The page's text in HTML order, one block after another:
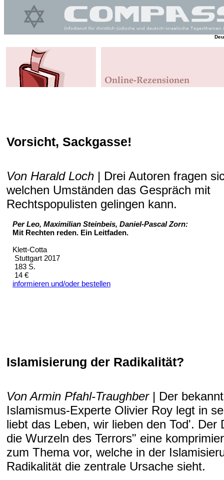
Vorsicht, Sackgasse!
Von Harald Loch | Drei Autoren fragen
welchen Umständen das Gespräch mit
Rechtspopulisten gelingen kann.
Per Leo, Maximilian Steinbeis, Daniel-Pascal Zorn:
Mit Rechten reden. Ein Leitfaden.
Klett-Cotta
Stuttgart 2017
183 S.
14 €
informieren und/oder bestellen
Islamisierung der Radikalität?
Von Armin Pfahl-Traughber| Der
Islamismus-Experte Olivier Roy legt in
liebt das Leben, wir lieben den Tod'. Der
die Wurzeln des Terrors" eine
zum Thema vor, welche in der
Radikalität die zentrale Ursache sieht.